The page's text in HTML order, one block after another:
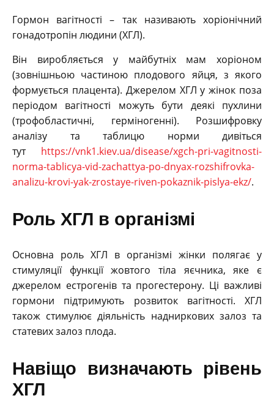
Гормон вагітності – так називають хоріонічний
гонадотропін людини (ХГЛ).
Він виробляється у майбутніх мам хоріоном
(зовнішньою частиною плодового яйця, з якого
формується плацента). Джерелом ХГЛ у жінок поза
періодом вагітності можуть бути деякі пухлини
(трофобластичні, герміногенні). Розшифровку
аналізу та таблицю норми дивіться
тут https://vnk1.kiev.ua/disease/xgch-pri-vagitnosti-
norma-tablicya-vid-zachattya-po-dnyax-rozshifrovka-
analizu-krovi-yak-zrostaye-riven-pokaznik-pislya-ekz/.
Роль ХГЛ в організмі
Основна роль ХГЛ в організмі жінки полягає у
стимуляції функції жовтого тіла яєчника, яке є
джерелом естрогенів та прогестерону. Ці важливі
гормони підтримують розвиток вагітності. ХГЛ
також стимулює діяльність надниркових залоз та
статевих залоз плода.
Навіщо визначають рівень
ХГЛ